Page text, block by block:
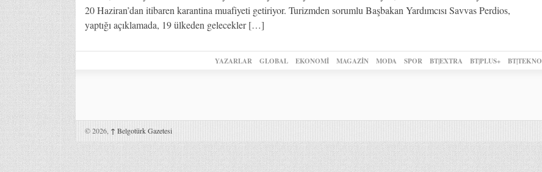
20 Haziran’dan itibaren karantina muafiyeti getiriyor. Turizmden sorumlu Başbakan Yardımcısı Savvas Perdios,
yaptığı açıklamada, 19 ülkeden gelecekler […]
YAZARLAR GLOBAL EKONOMİ MAGAZİN MODA SPOR BT|EXTRA BT|PLUS+ BT|TEKNO
© 2026, ↑ Belgotürk Gazetesi